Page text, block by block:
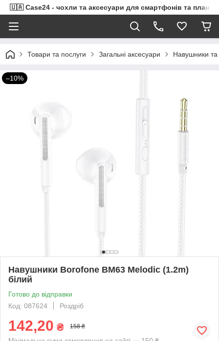
🇺🇦 Case24 - чохли та аксесуари для смартфонів та
Товари та послуги Загальні аксесуари Навушники та
–10%
Навушники Borofone BM63 Melodic (1.2m)
білий
Готово до відправки
Код: 087624
Роздріб
142,20 ₴ 158 ₴